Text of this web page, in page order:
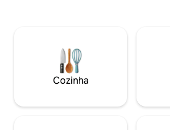
serviço de transporte e transporte para
o aeroporto. Café da manhã por 2,00 €.
Apartamento de dia a 2,50 €.
Cozinha